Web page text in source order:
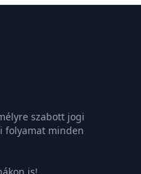
szabott jogi
folyamat minden